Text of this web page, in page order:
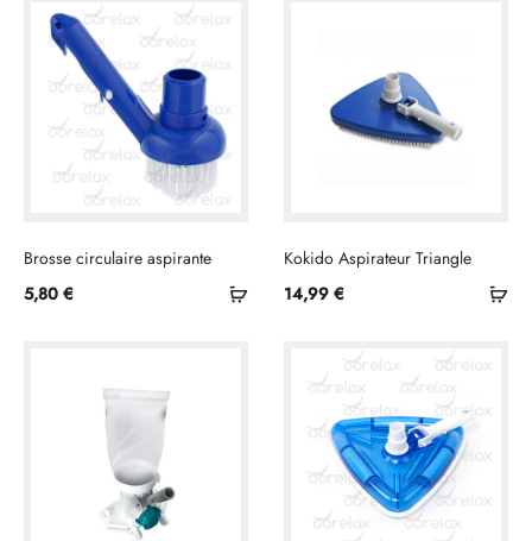
Ajouter
Brosse circulaire aspirante
5,80 €
Kokido Aspirateur Triangle
14,99 €